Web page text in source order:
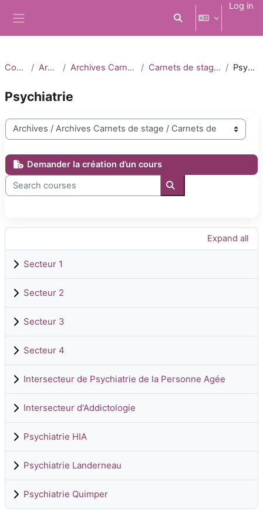
Toggle search input
Log in
Courses Archives Archives Carnets de stage Carnets de stage 2022-2023 Psychiatrie
Psychiatrie
Course categories
Demander la création d’un cours
Search courses
Search courses
Expand all
Secteur 1
Secteur 2
Secteur 3
Secteur 4
Intersecteur de Psychiatrie de la Personne Agée
Intersecteur d'Addictologie
Psychiatrie HIA
Psychiatrie Landerneau
Psychiatrie Quimper